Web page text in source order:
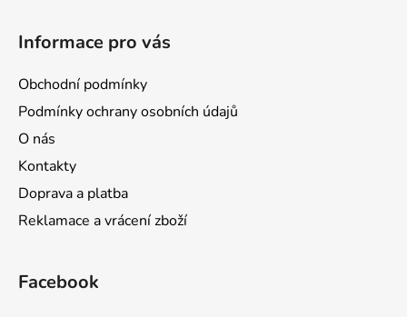
Informace pro vás
Obchodní podmínky
Podmínky ochrany osobních údajů
O nás
Kontakty
Doprava a platba
Reklamace a vrácení zboží
Facebook